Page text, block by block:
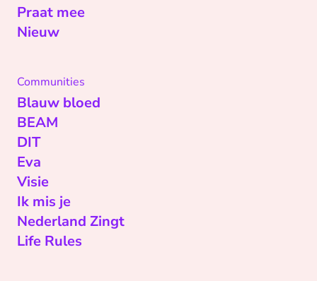
Praat mee
Nieuw
Communities
Blauw bloed
BEAM
DIT
Eva
Visie
Ik mis je
Nederland Zingt
Life Rules